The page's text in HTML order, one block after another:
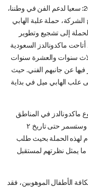
جدة، المملكة العربية السعودية- ]٥ نوفمبر [، 2016: سعيا لدعم الفن في وطننا،
حملة علبة الهابي
إلى تشجيع وتطوير
ماكدونالدز السعودية
سنوات والعشرة سنوات
فيها عن جانبهم الفني. حيث
علب الهابي ميل في بداية
ماكدونالدز في المناطق
الغربية والجنوبية في المملكة من تاريخ ٥ نوفمبر وستسمر حتى تاريخ ٢
لعام ٢٠٣٠ مصدر إلهام لهذه الحملة بحيث طلب
يمثل نظرتهم لمستقبل
الأطفال الموهوبين، فقد